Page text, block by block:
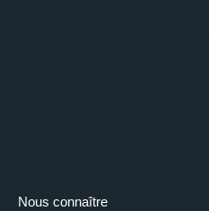
Nous connaître